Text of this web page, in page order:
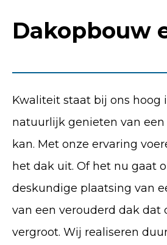
Dakopbouw
Kwaliteit staat bij ons hoog
natuurlijk genieten van
kan. Met onze ervaring
het dak uit. Of het nu gaat
deskundige plaatsing van
van een verouderd dak dat
vergroot. Wij realiseren